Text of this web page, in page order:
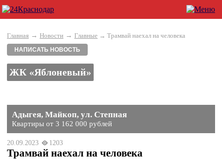
Главная → Новости → Главные → Трамвай наехал на человека
НАПИСАТЬ НОВОСТЬ
ЖК «Яблоневый»
Адыгея, Майкоп, ул. Степная
Квартиры от 3 162 000 рублей
20.09.2023 1203
Трамвай наехал на человека